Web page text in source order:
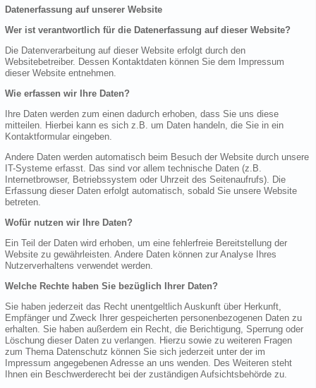
Datenerfassung auf unserer Website
Wer ist verantwortlich für die Datenerfassung auf dieser Website?
Die Datenverarbeitung auf dieser Website erfolgt durch den
Websitebetreiber. Dessen Kontaktdaten können Sie dem Impressum
dieser Website entnehmen.
Wie erfassen wir Ihre Daten?
Ihre Daten werden zum einen dadurch erhoben, dass Sie uns diese
mitteilen. Hierbei kann es sich z.B. um Daten handeln, die Sie in ein
Kontaktformular eingeben.
Andere Daten werden automatisch beim Besuch der Website durch unsere
IT-Systeme erfasst. Das sind vor allem technische Daten (z.B.
Internetbrowser, Betriebssystem oder Uhrzeit des Seitenaufrufs). Die
Erfassung dieser Daten erfolgt automatisch, sobald Sie unsere Website
betreten.
Wofür nutzen wir Ihre Daten?
Ein Teil der Daten wird erhoben, um eine fehlerfreie Bereitstellung der
Website zu gewährleisten. Andere Daten können zur Analyse Ihres
Nutzerverhaltens verwendet werden.
Welche Rechte haben Sie bezüglich Ihrer Daten?
Sie haben jederzeit das Recht unentgeltlich Auskunft über Herkunft,
Empfänger und Zweck Ihrer gespeicherten personenbezogenen Daten zu
erhalten. Sie haben außerdem ein Recht, die Berichtigung, Sperrung oder
Löschung dieser Daten zu verlangen. Hierzu sowie zu weiteren Fragen
zum Thema Datenschutz können Sie sich jederzeit unter der im
Impressum angegebenen Adresse an uns wenden. Des Weiteren steht
Ihnen ein Beschwerderecht bei der zuständigen Aufsichtsbehörde zu.